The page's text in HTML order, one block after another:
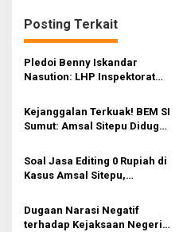
a
s
i
o
Posting Terkait
Pledoi Benny Iskandar
Nasution: LHP Inspektorat
Nihil Temuan
Kejanggalan Terkuak! BEM SI
Sumut: Amsal Sitepu Diduga
Soal Jasa Editing 0 Rupiah di
Kasus Amsal Sitepu,
Dianggarkan Lebih Dari Satu
Kali
Dugaan Narasi Negatif
terhadap Kejaksaan Negeri